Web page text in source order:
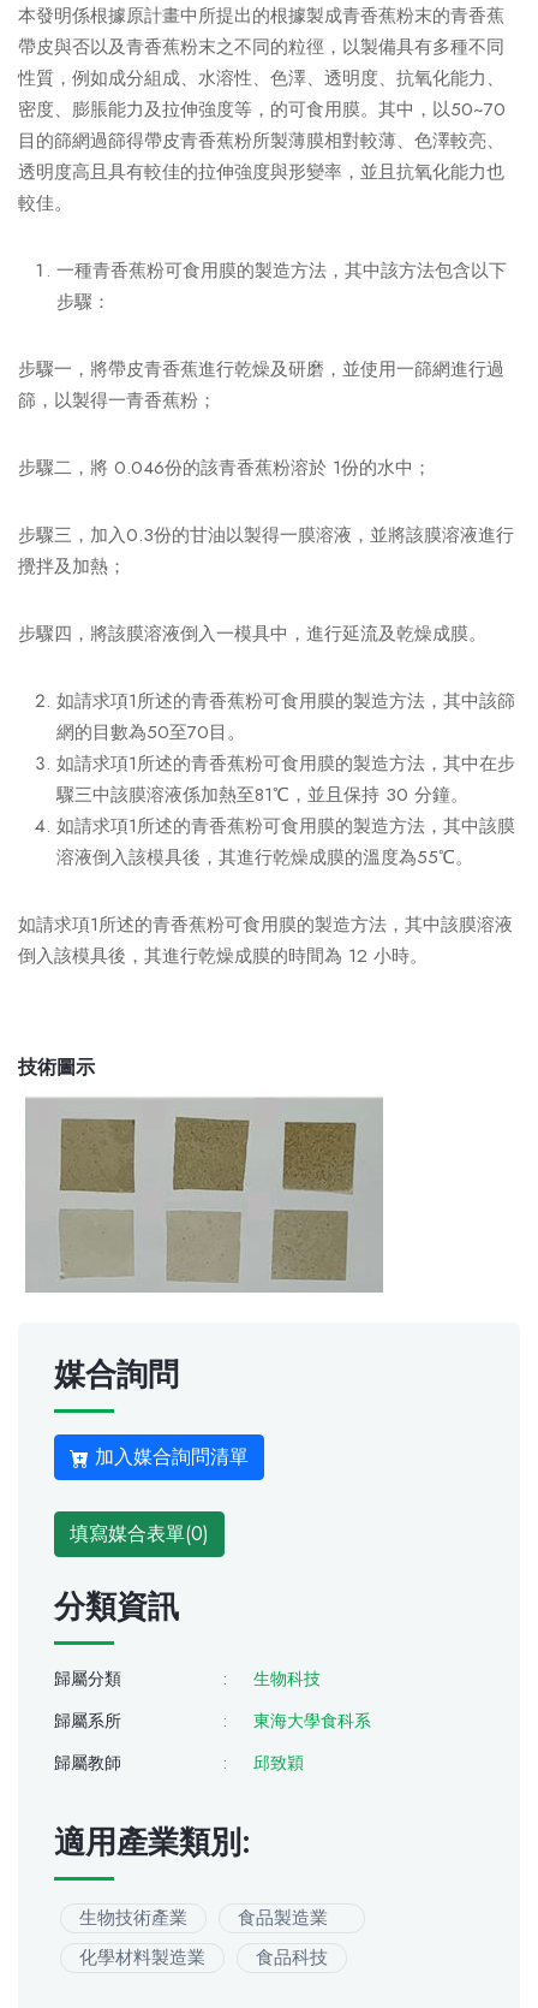
本發明係根據原計畫中所提出的根據製成青香蕉粉末的青香蕉
帶皮與否以及青香蕉粉末之不同的粒徑，以製備具有多種不同
性質，例如成分組成、水溶性、色澤、透明度、抗氧化能力、
密度、膨脹能力及拉伸強度等，的可食用膜。其中，以50~70
目的篩網過篩得帶皮青香蕉粉所製薄膜相對較薄、色澤較亮、
透明度高且具有較佳的拉伸強度與形變率，並且抗氧化能力也
較佳。
一種青香蕉粉可食用膜的製造方法，其中該方法包含以下
步驟：
步驟一，將帶皮青香蕉進行乾燥及研磨，並使用一篩網進行過
篩，以製得一青香蕉粉；
步驟二，將 0.046份的該青香蕉粉溶於 1份的水中；
步驟三，加入0.3份的甘油以製得一膜溶液，並將該膜溶液進行
攪拌及加熱；
步驟四，將該膜溶液倒入一模具中，進行延流及乾燥成膜。
如請求項1所述的青香蕉粉可食用膜的製造方法，其中該篩
網的目數為50至70目。
如請求項1所述的青香蕉粉可食用膜的製造方法，其中在步
驟三中該膜溶液係加熱至81℃，並且保持 30 分鐘。
如請求項1所述的青香蕉粉可食用膜的製造方法，其中該膜
溶液倒入該模具後，其進行乾燥成膜的溫度為55℃。
如請求項1所述的青香蕉粉可食用膜的製造方法，其中該膜溶液
倒入該模具後，其進行乾燥成膜的時間為 12 小時。
技術圖示
媒合詢問
加入媒合詢問清單
填寫媒合表單(0)
分類資訊
歸屬分類 :
生物科技
歸屬系所
:
東海大學食科系
歸屬教師
: 邱致穎
適用產業類別:
生物技術產業
食品製造業
化學材料製造業
食品科技